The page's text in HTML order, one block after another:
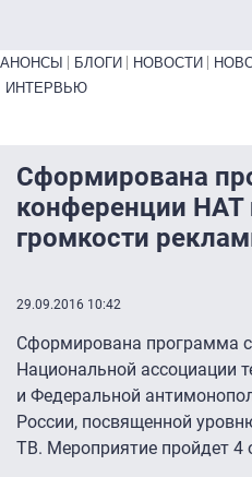
Primary links bottom
АНОНСЫ БЛОГИ НОВОСТИ
ИНТЕРВЬЮ
Сформирована
конференции
громкости
29.09.2016 10:42
Сформирована программа
Национальной ассоциации
и Федеральной
России, посвященной
ТВ. Мероприятие пройдет 4